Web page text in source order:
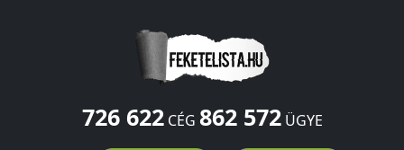
726 622CÉG 862 572ÜGYE